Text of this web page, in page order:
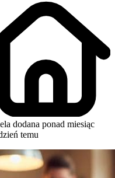
dodana ponad miesiąc
temu